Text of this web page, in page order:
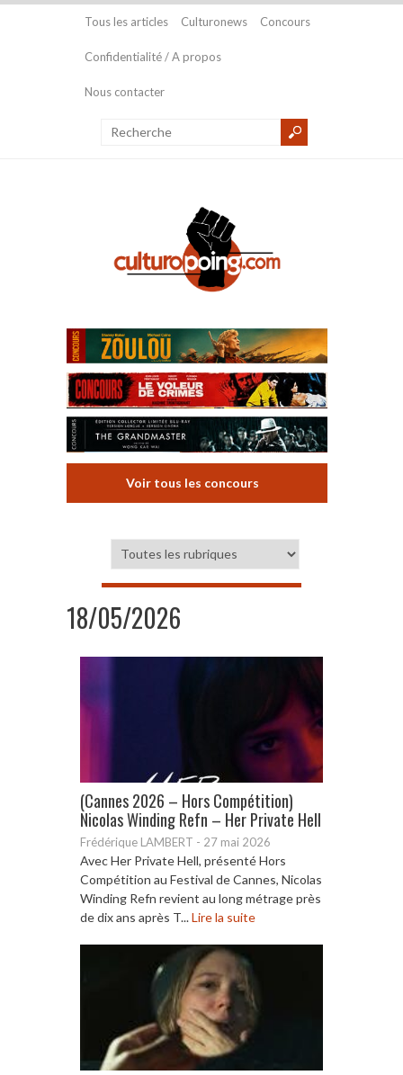
Tous les articles Culturonews Concours
Confidentialité / A propos
Nous contacter
Voir tous les concours
18/05/2026
(Cannes 2026 – Hors Compétition)
Nicolas Winding Refn – Her Private Hell
Frédérique LAMBERT - 27 mai 2026
Avec Her Private Hell, présenté Hors
Compétition au Festival de Cannes, Nicolas
Winding Refn revient au long métrage près
de dix ans après T...Lire la suite